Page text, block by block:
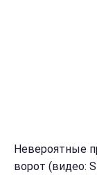
Невероятные
ворот (видео: